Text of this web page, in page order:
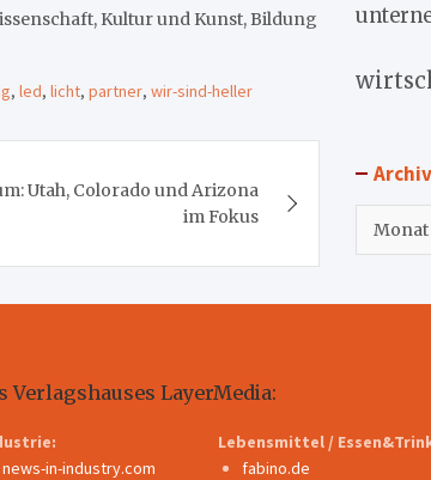
Kultur und Kunst, Bildung
, led, licht, partner, wir-sind-heller
Utah, Colorado und Arizona
im Fokus
Archiv
Verlagshauses LayerMedia:
news-in-industry.com
Lebensmittel /
fabino.de